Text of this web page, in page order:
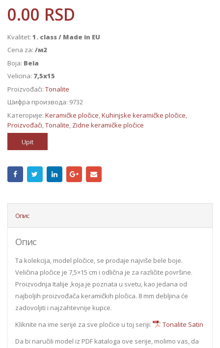
0.00 RSD
Kvalitet: 1. class / Made in EU
Cena za: /м2
Boja: Bela
Velicina: 7,5x15
Proizvođači: Tonalite
Шифра производа: 9732
Категорије: Keramičke pločice,Kuhinjske keramičke pločice,
Proizvođači,Tonalite, Zidne keramičke pločice
Upit
Опис
Опис
Ta kolekcija, model pločice, se prodaje najviše bele boje.
Veličina pločice je 7,5×15 cm i odlična je za različite površine.
Proizvodnja Italije ,koja je poznata u svetu, kao jedana od
najboljih proizvođača keramičkih pločica. 8 mm debljina će
zadovoljiti i najzahtevnije kupce.
Kliknite na ime serije za sve pločice u toj seriji:
Tonalite Satin
Da bi naručili model iz PDF kataloga ove serije, molimo vas, da